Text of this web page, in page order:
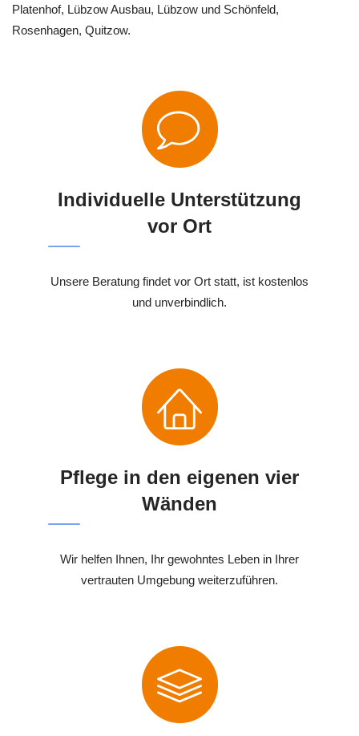
Platenhof, Lübzow Ausbau, Lübzow und Schönfeld,
Rosenhagen, Quitzow.
Individuelle Unterstützung
vor Ort
Unsere Beratung findet vor Ort statt, ist kostenlos
und unverbindlich.
Pflege in den eigenen vier
Wänden
Wir helfen Ihnen, Ihr gewohntes Leben in Ihrer
vertrauten Umgebung weiterzuführen.